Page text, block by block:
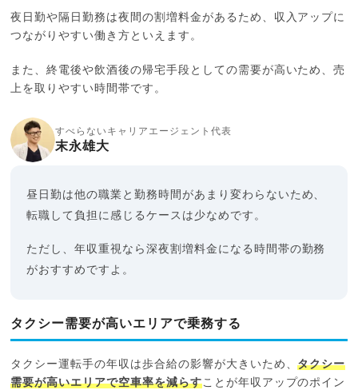
夜日勤や隔日勤務は夜間の割増料金があるため、収入アップに
つながりやすい働き方といえます。
また、終電後や飲酒後の帰宅手段としての需要が高いため、売
上を取りやすい時間帯です。
すべらないキャリアエージェント代表
末永雄大
昼日勤は他の職業と勤務時間があまり変わらないため、
転職して負担に感じるケースは少なめです。
ただし、年収重視なら深夜割増料金になる時間帯の勤務
がおすすめですよ。
タクシー需要が高いエリアで乗務する
タクシー運転手の年収は歩合給の影響が大きいため、タクシー
需要が高いエリアで空車率を減らすことが年収アップのポイン